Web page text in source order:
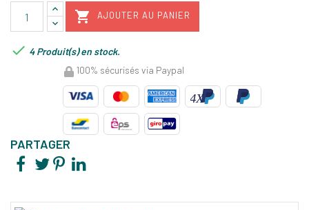
 AJOUTER AU PANIER
 4 Produit(s) en stock.
100% sécurisés via Paypal
PARTAGER